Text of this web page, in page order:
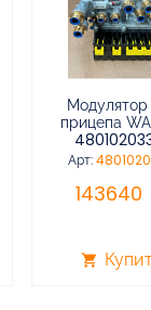
Модулятор
прицепа
Арт:
143640
shopping_cart